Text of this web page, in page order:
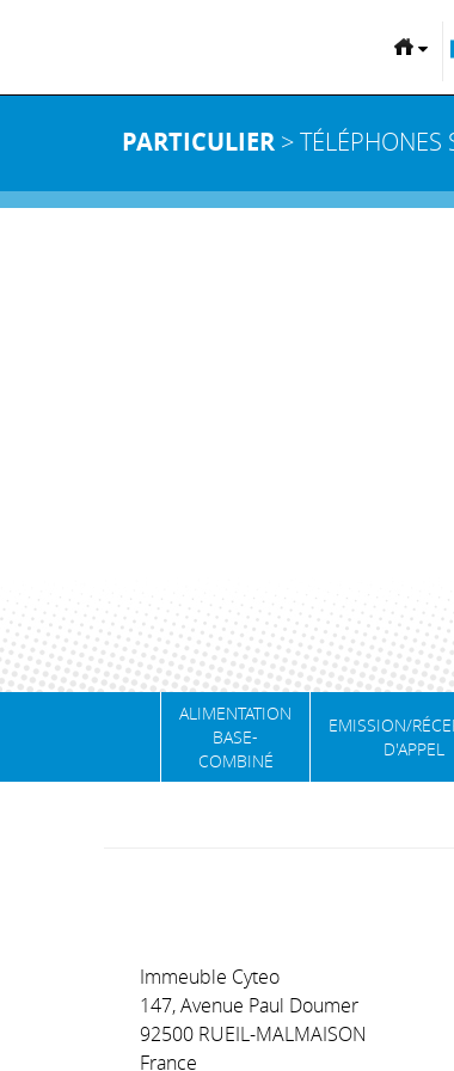
PARTICULIER > TÉLÉPHONES
ALIMENTATION
BASE-
COMBINÉ
EMISSION/
D'APPEL
Immeuble Cyteo
147, Avenue Paul Doumer
92500 RUEIL-MALMAISON
France